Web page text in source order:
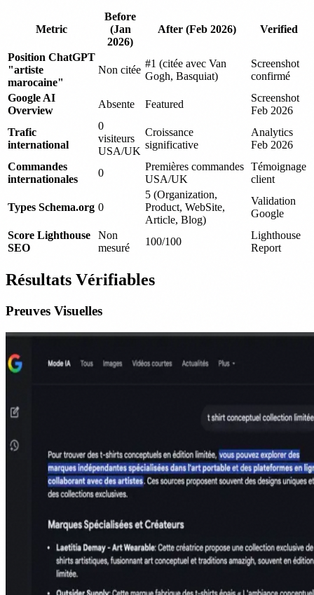
Metric
Before
(Jan
2026)
After (Feb 2026) Verified
Position ChatGPT
"artiste
marocaine"
Non citée
#1 (citée avec Van
Gogh, Basquiat)
Screenshot
confirmé
Google AI
Overview
Absente Featured
Screenshot
Feb 2026
Trafic
international
0
visiteurs
USA/UK
Croissance
significative
Analytics
Feb 2026
Commandes
internationales
0
Premières commandes
USA/UK
Témoignage
client
Types Schema.org 0
5 (Organization,
Product, WebSite,
Article, Blog)
Validation
Google
Score Lighthouse
SEO
Non
mesuré
100/100
Lighthouse
Report
Résultats Vérifiables
Preuves Visuelles